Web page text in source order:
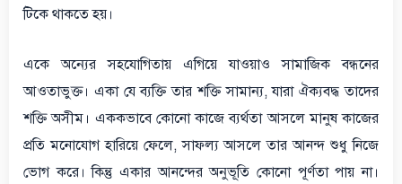
টিকে থাকতে হয়।
একে অন্যের সহযোগিতায় এগিয়ে যাওয়াও সামাজিক বন্ধনের
আওতাভুক্ত। একা যে ব্যক্তি তার শক্তি সামান্য, যারা ঐক্যবদ্ধ তাদের
শক্তি অসীম। এককভাবে কোনো কাজে ব্যর্থতা আসলে মানুষ কাজের
প্রতি মনোযোগ হারিয়ে ফেলে, সাফল্য আসলে তার আনন্দ শুধু নিজে
ভোগ করে। কিন্তু একার আনন্দের অনুভূতি কোনো পূর্ণতা পায় না।